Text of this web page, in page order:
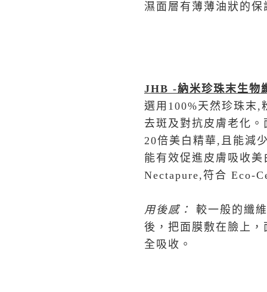
濕面層有薄薄油狀的
JHB -納米珍珠末生物
選用100%天然珍珠末,
去斑及對抗皮膚老化
20倍美白精華,且能減
能有效促進皮膚吸收
Nectapure,符合 Eco-
用後感：
較一般的纖
後，把面膜敷在臉上
全吸收。